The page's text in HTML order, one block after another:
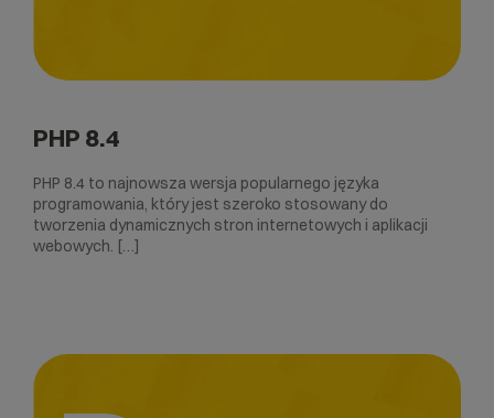
PHP 8.4
PHP 8.4 to najnowsza wersja popularnego języka
programowania, który jest szeroko stosowany do
tworzenia dynamicznych stron internetowych i aplikacji
webowych. […]